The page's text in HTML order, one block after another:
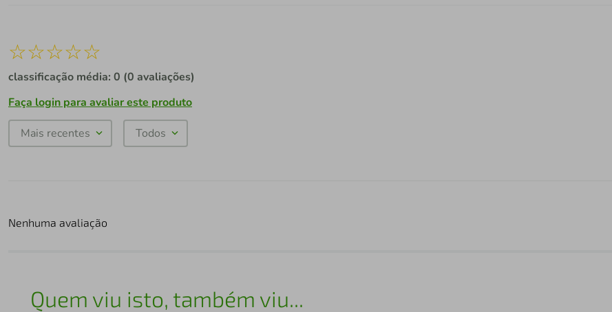
☆☆☆☆☆
classificação média: 0 (0 avaliações)
Faça login para avaliar este produto
Mais recentes Todos
Nenhuma avaliação
Quem viu isto, também viu...